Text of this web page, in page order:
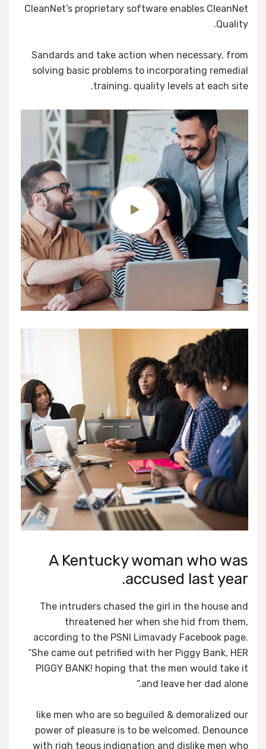
CleanNet’s proprietary software enables CleanNet
Quality.
Sandards and take action when necessary, from
solving basic problems to incorporating remedial
training. quality levels at each site.
A Kentucky woman who was
accused last year.
The intruders chased the girl in the house and
threatened her when she hid from them,
according to the PSNI Limavady Facebook page.
“She came out petrified with her Piggy Bank, HER
PIGGY BANK! hoping that the men would take it
and leave her dad alone.”
like men who are so beguiled & demoralized our
power of pleasure is to be welcomed. Denounce
with righ teous indignation and dislike men who